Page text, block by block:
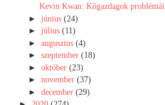
Kevin Kwan: Kőgazdagok problémái
►június(24)
►július(11)
►augusztus(4)
►szeptember(18)
►október(23)
►november(37)
►december(29)